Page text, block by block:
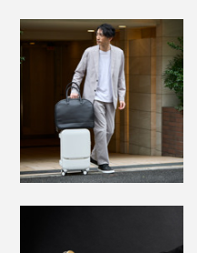
手袋の生産が130年近く続いている“手